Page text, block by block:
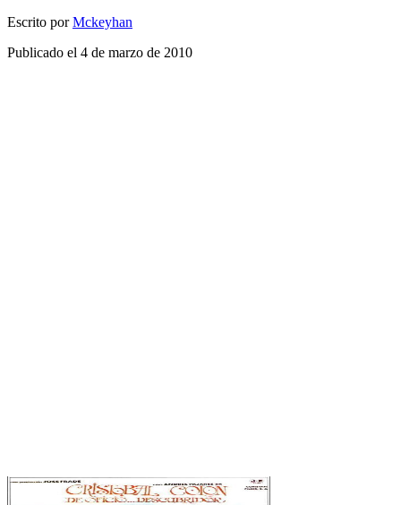
Escrito por Mckeyhan
Publicado el 4 de marzo de 2010